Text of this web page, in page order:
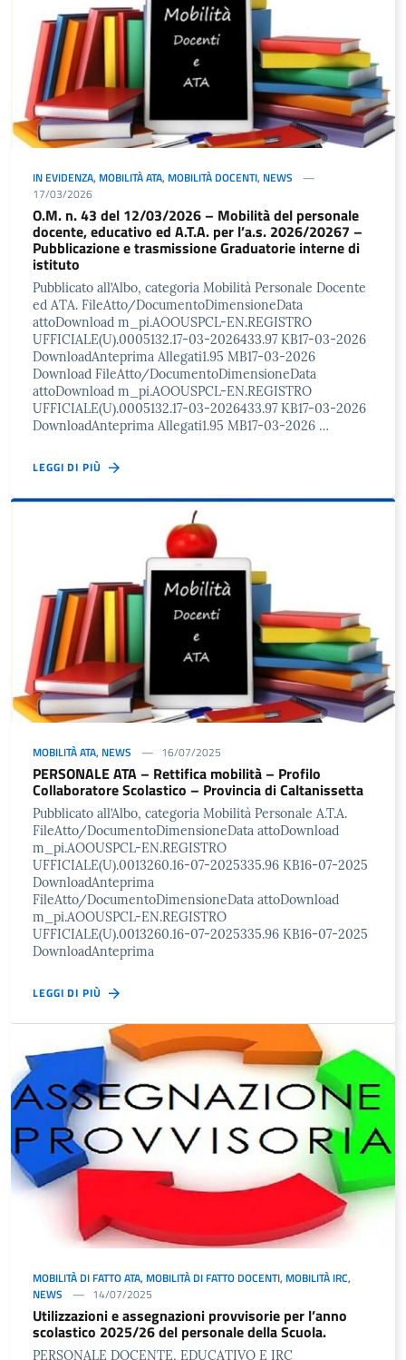
IN EVIDENZA, MOBILITÀ ATA, MOBILITÀ DOCENTI, NEWS
17/03/2026
O.M. n. 43 del 12/03/2026 – Mobilità del personale
docente, educativo ed A.T.A. per l’a.s. 2026/20267 –
Pubblicazione e trasmissione Graduatorie interne di
istituto
Pubblicato all’Albo, categoria Mobilità Personale Docente
ed ATA. FileAtto/DocumentoDimensioneData
attoDownload m_pi.AOOUSPCL-EN.REGISTRO
UFFICIALE(U).0005132.17-03-2026433.97 KB17-03-2026
DownloadAnteprima Allegati1.95 MB17-03-2026
Download FileAtto/DocumentoDimensioneData
attoDownload m_pi.AOOUSPCL-EN.REGISTRO
UFFICIALE(U).0005132.17-03-2026433.97 KB17-03-2026
DownloadAnteprima Allegati1.95 MB17-03-2026 …
LEGGI DI PIÙ
MOBILITÀ ATA, NEWS 16/07/2025
PERSONALE ATA – Rettifica mobilità – Profilo
Collaboratore Scolastico – Provincia di Caltanissetta
Pubblicato all’Albo, categoria Mobilità Personale A.T.A.
FileAtto/DocumentoDimensioneData attoDownload
m_pi.AOOUSPCL-EN.REGISTRO
UFFICIALE(U).0013260.16-07-2025335.96 KB16-07-2025
DownloadAnteprima
FileAtto/DocumentoDimensioneData attoDownload
m_pi.AOOUSPCL-EN.REGISTRO
UFFICIALE(U).0013260.16-07-2025335.96 KB16-07-2025
DownloadAnteprima
LEGGI DI PIÙ
MOBILITÀ DI FATTO ATA, MOBILITÀ DI FATTO DOCENTI, MOBILITÀ IRC,
NEWS
14/07/2025
Utilizzazioni e assegnazioni provvisorie per l’anno
scolastico 2025/26 del personale della Scuola.
PERSONALE DOCENTE, EDUCATIVO E IRC